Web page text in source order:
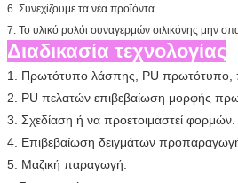
6. Συνεχίζουμε τα νέα προϊόντα.
7. Το υλικό ρολόι συναγερμών σιλικόνης μην
Διαδικασία τεχνολογίας
1. Πρωτότυπο λάσπης, PU πρωτότυπο,
2. PU πελατών επιβεβαίωση μορφής
3. Σχεδίαση ή να προετοιμαστεί φορμών.
4. Επιβεβαίωση δειγμάτων
5. Μαζική παραγωγή.